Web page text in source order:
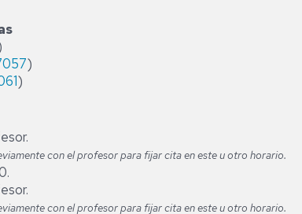
)
)
con el profesor para fijar cita en este u otro horario.
con el profesor para fijar cita en este u otro horario.